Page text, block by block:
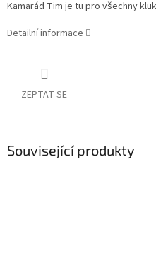
Kamarád Tim je tu pro všechny
Detailní informace
ZEPTAT SE
Související produkty